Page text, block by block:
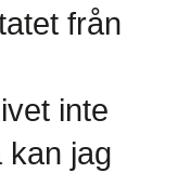
från
inte
kan jag